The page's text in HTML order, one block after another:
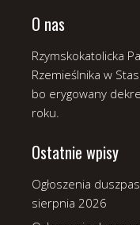
O nas
Rzymskokatolicka
Rzemieślnika w
bo erygowany
roku.
Ostatnie wpisy
Ogłoszenia
sierpnia 2026